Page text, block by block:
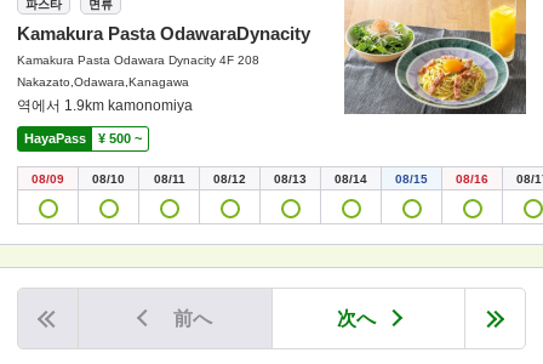
파스타 면류
Kamakura Pasta OdawaraDynacity
Kamakura Pasta Odawara Dynacity 4F 208
Nakazato,Odawara,Kanagawa
역에서 1.9km kamonomiya
HayaPass ¥ 500 ~
08/09 08/10 08/11 08/12 08/13 08/14 08/15 08/16 08/
前へ 次へ